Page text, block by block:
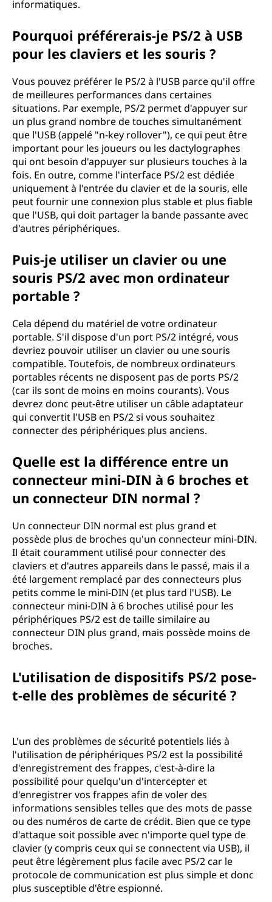
informatiques.
Pourquoi préférerais-je PS/2 à USB
pour les claviers et les souris ?
Vous pouvez préférer le PS/2 à l'USB parce qu'il offre
de meilleures performances dans certaines
situations. Par exemple, PS/2 permet d'appuyer sur
un plus grand nombre de touches simultanément
que l'USB (appelé "n-key rollover"), ce qui peut être
important pour les joueurs ou les dactylographes
qui ont besoin d'appuyer sur plusieurs touches à la
fois. En outre, comme l'interface PS/2 est dédiée
uniquement à l'entrée du clavier et de la souris, elle
peut fournir une connexion plus stable et plus fiable
que l'USB, qui doit partager la bande passante avec
d'autres périphériques.
Puis-je utiliser un clavier ou une
souris PS/2 avec mon ordinateur
portable ?
Cela dépend du matériel de votre ordinateur
portable. S'il dispose d'un port PS/2 intégré, vous
devriez pouvoir utiliser un clavier ou une souris
compatible. Toutefois, de nombreux ordinateurs
portables récents ne disposent pas de ports PS/2
(car ils sont de moins en moins courants). Vous
devrez donc peut-être utiliser un câble adaptateur
qui convertit l'USB en PS/2 si vous souhaitez
connecter des périphériques plus anciens.
Quelle est la différence entre un
connecteur mini-DIN à 6 broches et
un connecteur DIN normal ?
Un connecteur DIN normal est plus grand et
possède plus de broches qu'un connecteur mini-DIN.
Il était couramment utilisé pour connecter des
claviers et d'autres appareils dans le passé, mais il a
été largement remplacé par des connecteurs plus
petits comme le mini-DIN (et plus tard l'USB). Le
connecteur mini-DIN à 6 broches utilisé pour les
périphériques PS/2 est de taille similaire au
connecteur DIN plus grand, mais possède moins de
broches.
L'utilisation de dispositifs PS/2 pose-
t-elle des problèmes de sécurité ?
L'un des problèmes de sécurité potentiels liés à
l'utilisation de périphériques PS/2 est la possibilité
d'enregistrement des frappes, c'est-à-dire la
possibilité pour quelqu'un d'intercepter et
d'enregistrer vos frappes afin de voler des
informations sensibles telles que des mots de passe
ou des numéros de carte de crédit. Bien que ce type
d'attaque soit possible avec n'importe quel type de
clavier (y compris ceux qui se connectent via USB), il
peut être légèrement plus facile avec PS/2 car le
protocole de communication est plus simple et donc
plus susceptible d'être espionné.